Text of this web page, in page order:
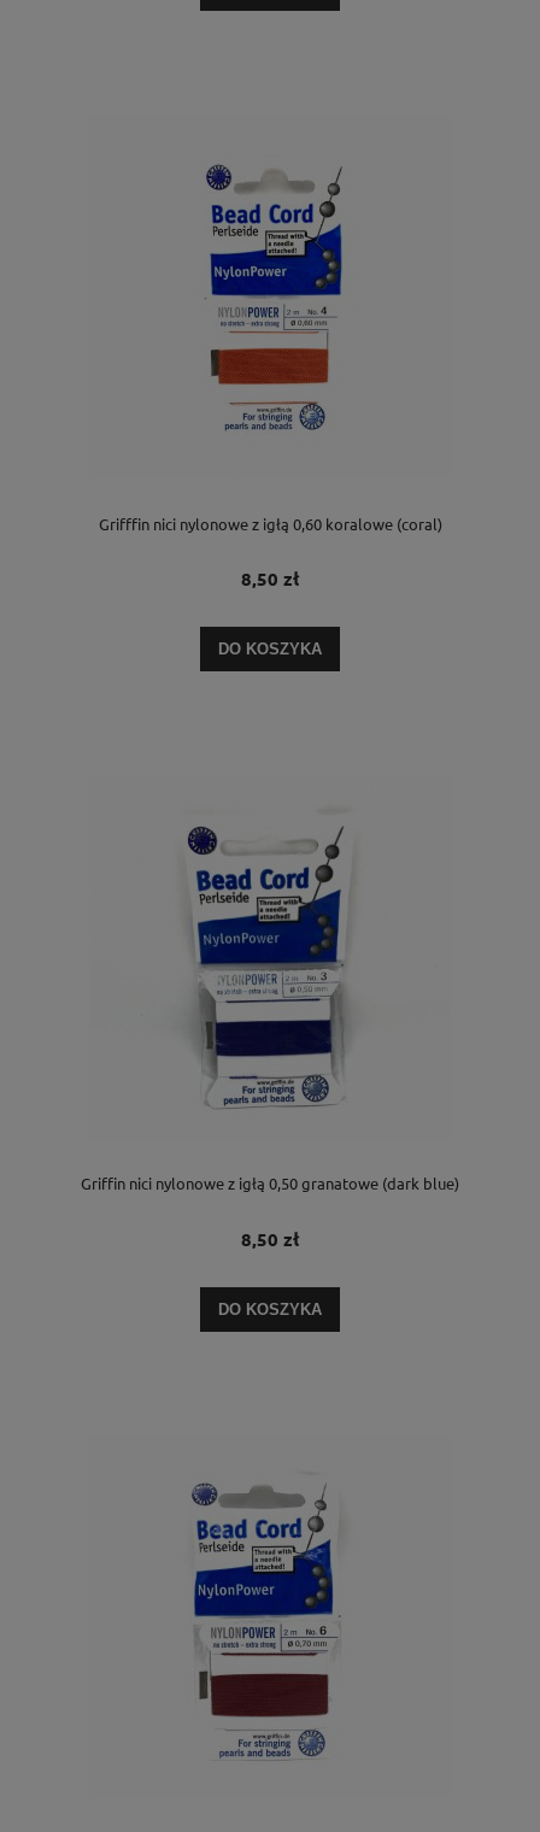
Grifffin nici nylonowe z igłą 0,60 koralowe (coral)
8,50 zł
DO KOSZYKA
Griffin nici nylonowe z igłą 0,50 granatowe (dark blue)
8,50 zł
DO KOSZYKA